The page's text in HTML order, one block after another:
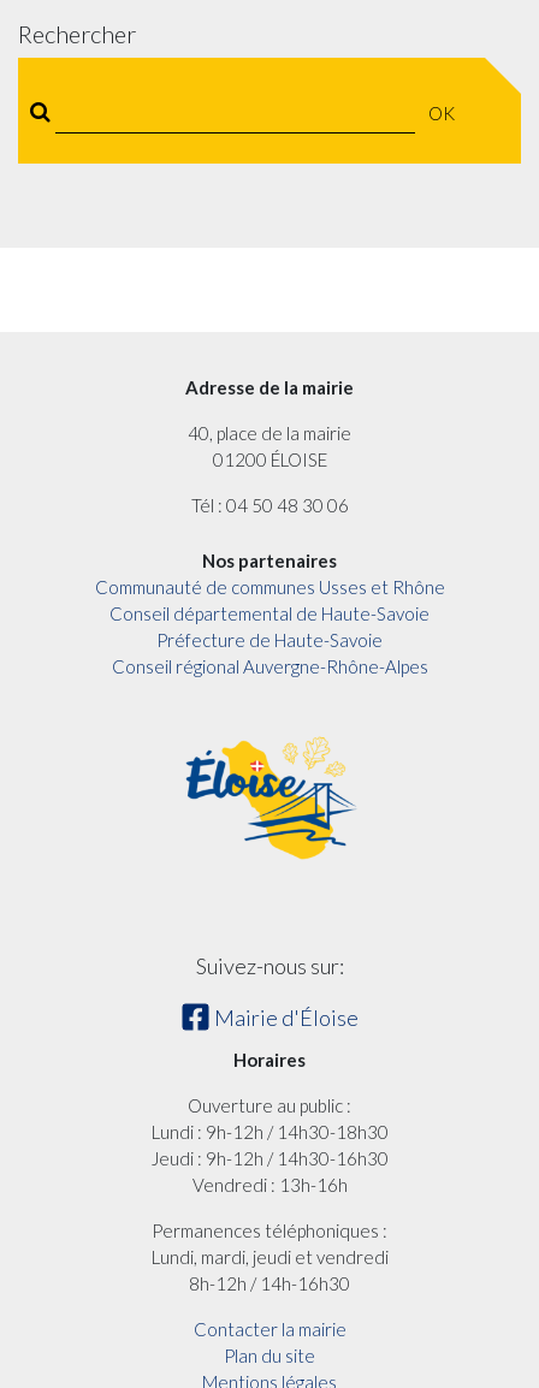
Rechercher
OK
Adresse de la mairie
40, place de la mairie
01200 ÉLOISE
Tél : 04 50 48 30 06
Nos partenaires
Communauté de communes Usses et Rhône
Conseil départemental de Haute-Savoie
Préfecture de Haute-Savoie
Conseil régional Auvergne-Rhône-Alpes
Suivez-nous sur:
Mairie d'Éloise
Horaires
Ouverture au public :
Lundi : 9h-12h / 14h30-18h30
Jeudi : 9h-12h / 14h30-16h30
Vendredi : 13h-16h
Permanences téléphoniques :
Lundi, mardi, jeudi et vendredi
8h-12h / 14h-16h30
Contacter la mairie
Plan du site
Mentions légales